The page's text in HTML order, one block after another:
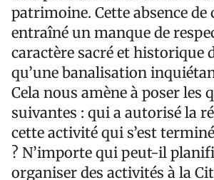
patrimoine. Cette absence de
entraîné un manque de
caractère sacré et historique
qu’une banalisation
Cela nous amène à poser les
suivantes : qui a autorisé la
cette activité qui s’est
? N’importe qui peut-il
organiser des activités à la